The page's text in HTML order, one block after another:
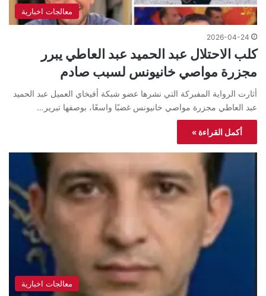
معالجات اخبارية
2026-04-24
كلب الاحتلال عبد الحميد عبد العاطي يبرر
مجزرة مواصي خانيونس لسبب صادم
أثارت الرواية المفبركة التي نشرها عضو شبكة أفيخاي العميل عبد الحميد
عبد العاطي مجزرة مواصي خانيونس غضبًا واسعًا، بوصفها تبرير…
أكمل القراءة »
معالجات اخبارية